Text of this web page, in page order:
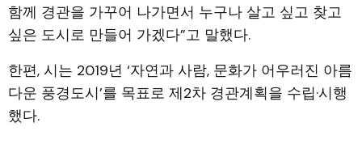
함께 경관을 가꾸어 나가면서 누구나 살고 싶고 찾고
싶은 도시로 만들어 가겠다”고 말했다.
한편, 시는 2019년 ‘자연과 사람, 문화가 어우러진 아름
다운 풍경도시’를 목표로 제2차 경관계획을 수립·시행
했다.